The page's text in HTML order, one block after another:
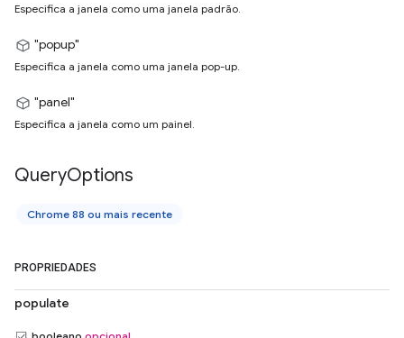
Especifica a janela como uma janela padrão.
"popup"
Especifica a janela como uma janela pop-up.
"panel"
Especifica a janela como um painel.
QueryOptions
Chrome 88 ou mais recente
PROPRIEDADES
populate